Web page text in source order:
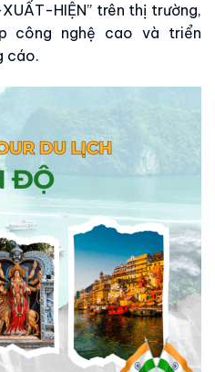
HIỆN” trên thị trường,
công nghệ cao và triển
cáo.